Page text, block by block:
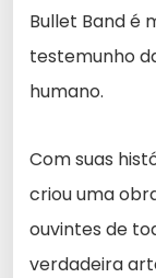
Bullet Band é
testemunho
humano.
Com suas
criou uma
ouvintes de
verdadeira